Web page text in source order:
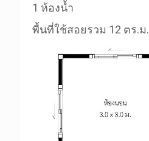
1 ห้องน้ำ
พื้นที่ใช้สอยรวม 12 ตร.ม.